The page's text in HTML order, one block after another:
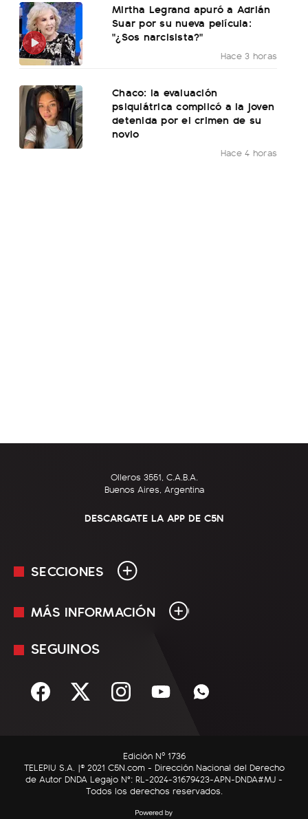
Mirtha Legrand apuró a Adrián
Suar por su nueva película:
"¿Sos narcisista?"
Hace 3 horas
Chaco: la evaluación
psiquiátrica complicó a la joven
detenida por el crimen de su
novio
Hace 4 horas
Olleros 3551, C.A.B.A.
Buenos Aires, Argentina
DESCARGATE LA APP DE C5N
SECCIONES
En Vivo
Sociedad
C5N Autos
RatingCero
MÁS INFORMACIÓN
Mediakit
Términos y condiciones
SEGUINOS
Edición Nº 1736
TELEPIU S.A. |© 2021 C5N.com - Dirección Nacional del Derecho
de Autor DNDA Legajo N°: RL-2024-31679423-APN-DNDA#MJ -
Todos los derechos reservados.